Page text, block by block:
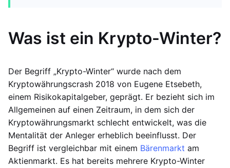
Was ist ein Krypto-Winter?
Der Begriff „Krypto-Winter“ wurde nach dem
Kryptowährungscrash 2018 von Eugene Etsebeth,
einem Risikokapitalgeber, geprägt. Er bezieht sich im
Allgemeinen auf einen Zeitraum, in dem sich der
Kryptowährungsmarkt schlecht entwickelt, was die
Mentalität der Anleger erheblich beeinflusst. Der
Begriff ist vergleichbar mit einem Bärenmarkt am
Aktienmarkt. Es hat bereits mehrere Krypto-Winter